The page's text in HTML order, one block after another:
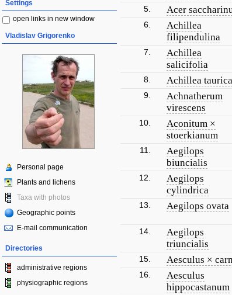
Settings
open links in new window
Vladislav Grigorenko
Personal page
Plants and lichens
Taxa with photos
Geographic points
E-mail communication
Directories
administrative regions
physiographic regions
5. Acer
6.
Achillea
filipendulina
7.
Achillea
salicifolia
8. Achillea taurica
9.
Achnatherum
virescens
10.
Aconitum ×
stoerkianum
11.
Aegilops
biuncialis
12.
Aegilops
cylindrica
13. Aegilops ovata
14.
Aegilops
triuncialis
15. Aesculus ×
16.
Aesculus
hippocastanum